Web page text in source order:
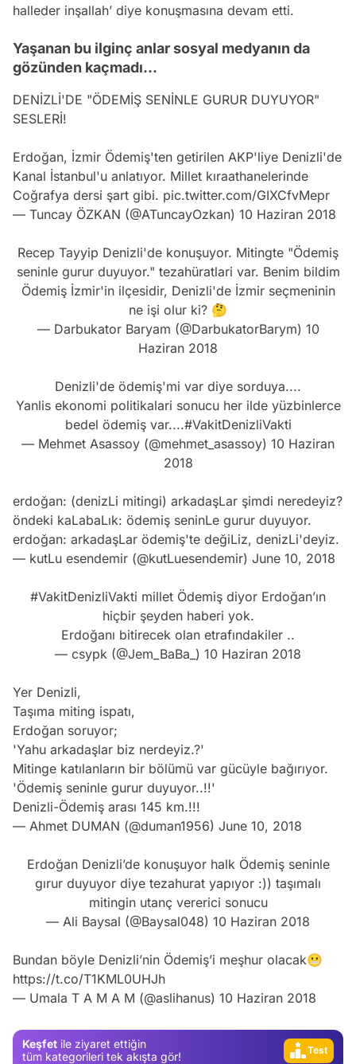
halleder inşallah’ diye konuşmasına devam etti.
Yaşanan bu ilginç anlar sosyal medyanın da
gözünden kaçmadı...
DENİZLİ'DE "ÖDEMİŞ SENİNLE GURUR DUYUYOR"
SESLERİ!
Erdoğan, İzmir Ödemiş'ten getirilen AKP'liye Denizli'de
Kanal İstanbul'u anlatıyor. Millet kıraathanelerinde
Coğrafya dersi şart gibi. pic.twitter.com/GIXCfvMepr
— Tuncay ÖZKAN (@ATuncayOzkan) 10 Haziran 2018
Recep Tayyip Denizli'de konuşuyor. Mitingte "Ödemiş
seninle gurur duyuyor." tezahüratlari var. Benim bildim
Ödemiş İzmir'in ilçesidir, Denizli'de İzmir seçmeninin
ne işi olur ki? 🤔
— Darbukator Baryam (@DarbukatorBarym) 10
Haziran 2018
Denizli'de ödemiş'mi var diye sorduya....
Yanlis ekonomi politikalari sonucu her ilde yüzbinlerce
bedel ödemiş var....#VakitDenizliVakti
— Mehmet Asassoy (@mehmet_asassoy) 10 Haziran
2018
erdoğan: (denizLi mitingi) arkadaşLar şimdi neredeyiz?
öndeki kaLabaLık: ödemiş seninLe gurur duyuyor.
erdoğan: arkadaşLar ödemiş'te değiLiz, denizLi'deyiz.
— kutLu esendemir (@kutLuesendemir) June 10, 2018
#VakitDenizliVakti millet Ödemiş diyor Erdoğan’ın
hiçbir şeyden haberi yok.
Erdoğanı bitirecek olan etrafındakiler ..
— csypk (@Jem_BaBa_) 10 Haziran 2018
Yer Denizli,
Taşıma miting ispatı,
Erdoğan soruyor;
'Yahu arkadaşlar biz nerdeyiz.?'
Mitinge katılanların bir bölümü var gücüyle bağırıyor.
'Ödemiş seninle gurur duyuyor..!!'
Denizli-Ödemiş arası 145 km.!!!
— Ahmet DUMAN (@duman1956) June 10, 2018
Erdoğan Denizli’de konuşuyor halk Ödemiş seninle
gırur duyuyor diye tezahurat yapıyor :)) taşımalı
mitingin utanç vererici sonucu
— Ali Baysal (@Baysal048) 10 Haziran 2018
Bundan böyle Denizli’nin Ödemiş’i meşhur olacak😬
https://t.co/T1KML0UHJh
— Umala T A M A M (@aslihanus) 10 Haziran 2018
Keşfet ile ziyaret ettiğin
tüm kategorileri tek akışta gör!
Magazin
Test